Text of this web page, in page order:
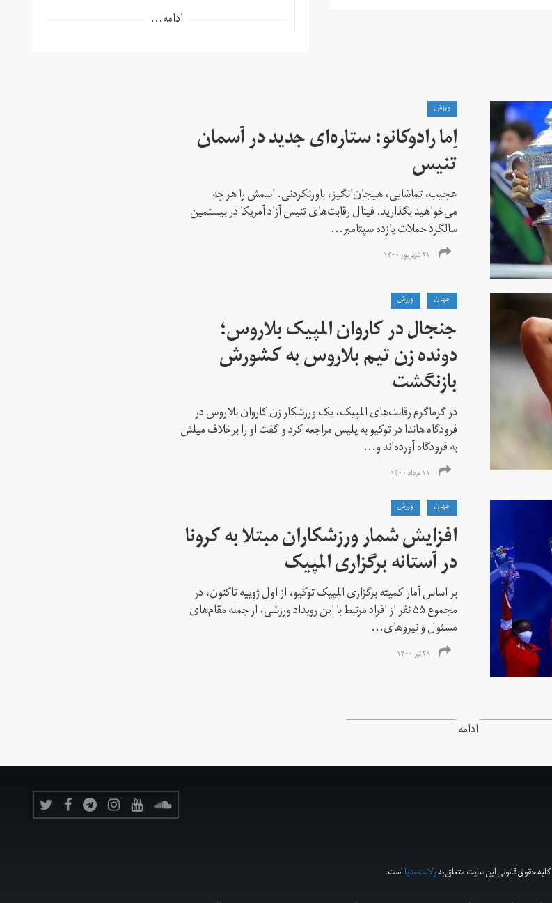
ادامه...
ورزش
اِما رادوکانو: ستاره‌ای جدید در آسمان
تنیس
عجیب، تماشایی، هیجان‌انگیز، باورنکردنی. اسمش را هر چه
می‌خواهید بگذارید. فینال رقابت‌های تنیس آزاد آمریکا در بیستمین
سالگرد حملات یازده سپتامبر...
۲۱ شهریور ۱۴۰۰
جهان ورزش
جنجال در کاروان المپیک بلاروس؛
دونده زن تیم بلاروس به کشورش
بازنگشت
در گرماگرم رقابت‌های المپیک، یک ورزشکار زن کاروان بلاروس در
فرودگاه هاندا در توکیو به پلیس مراجعه کرد و گفت او را برخلاف میلش
به فرودگاه آورده‌اند و...
۱۱ مرداد ۱۴۰۰
جهان
ورزش
افزایش شمار ورزشکاران مبتلا به کرونا
در آستانه برگزاری المپیک
بر اساس آمار کمیته برگزاری المپیک توکیو، از اول ژوییه تاکنون، در
مجموع ۵۵ نفر از افراد مرتبط با این رویداد ورزشی، از جمله مقام‌های
مسئول و نیروهای...
۲۸ تیر ۱۴۰۰
ادامه
کلیه حقوق قانونی این سایت متعلق بهولانت‌مدیااست.